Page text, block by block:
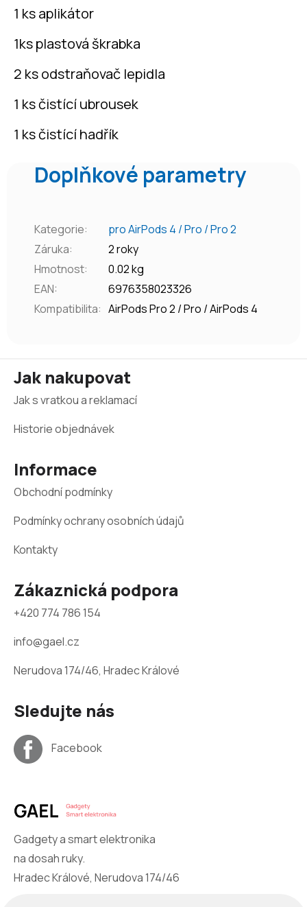
1 ks aplikátor
1ks plastová škrabka
2 ks odstraňovač lepidla
1 ks čistící ubrousek
1 ks čistící hadřík
Doplňkové parametry
Kategorie:
pro AirPods 4 / Pro / Pro 2
Záruka:
2 roky
Hmotnost:
0.02 kg
EAN:
6976358023326
Kompatibilita: AirPods Pro 2 / Pro / AirPods 4
Jak nakupovat
Jak s vratkou a reklamací
Historie objednávek
Informace
Obchodní podmínky
Podmínky ochrany osobních údajů
Kontakty
Zákaznická podpora
+420 774 786 154
info@gael.cz
Nerudova 174/46, Hradec Králové
Sledujte nás
Facebook
Gadgety a smart elektronika
na dosah ruky.
Hradec Králové, Nerudova 174/46